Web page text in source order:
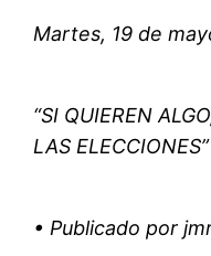
Martes, 19 de
“SI QUIEREN
LAS ELECCIONES”
• Publicado por